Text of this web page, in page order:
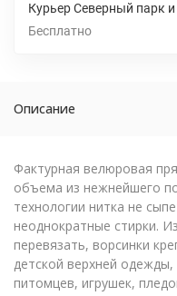
Курьер Северный парк
Бесплатно
Описание
Фактурная велюровая
объема из нежнейшего
технологии нитка не
неоднократные стирки.
перевязать, ворсинки
детской верхней
питомцев, игрушек,